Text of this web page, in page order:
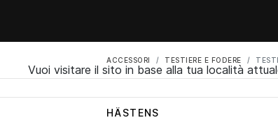
ACCESSORI TESTIERE E FODERE
Vuoi visitare il sito in base alla tua località
HÄSTENS